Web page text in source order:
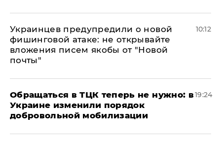
Украинцев предупредили о новой
фишинговой атаке: не открывайте
вложения писем якобы от "Новой
почты"
10:12
Обращаться в ТЦК теперь не нужно: в
Украине изменили порядок
добровольной мобилизации
19:24